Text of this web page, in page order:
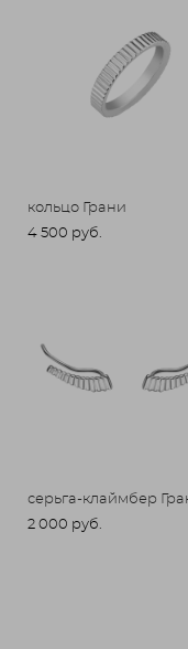
кольцо Грани
4 500 pуб.
серьга-клаймбер
2 000 pуб.